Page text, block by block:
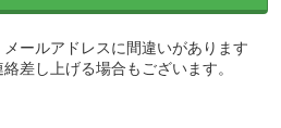
ールアドレスに間違いがあります
差し上げる場合もございます。